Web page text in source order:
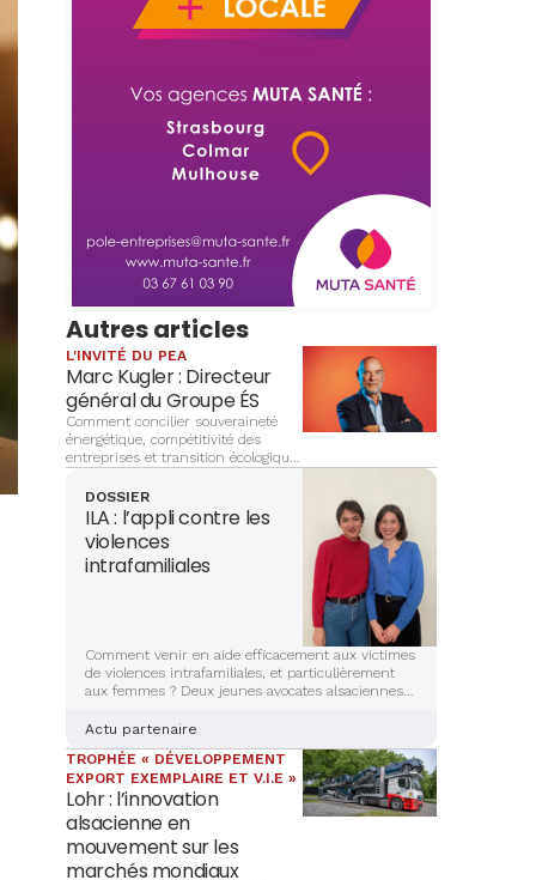
Autres articles
L'INVITÉ DU PEA
Marc Kugler : Directeur
général du Groupe ÉS
Comment concilier souveraineté
énergétique, compétitivité des
entreprises et transition écologique
Kugler évoque les grands chantiers
qui façonnent l’avenir énergétique
de l’Alsace, entre innovation,
investissements et ancrage
territorial.
DOSSIER
ILA : l’appli contre les
violences
intrafamiliales
Comment venir en aide efficacement aux victimes
de violences intrafamiliales, et particulièrement
aux femmes ? Deux jeunes avocates alsaciennes
création d’une application sécurisée et complète,
qui aidera les victimes à s’en sortir. Récit et
explications.
Actu partenaire
TROPHÉE « DÉVELOPPEMENT
EXPORT EXEMPLAIRE ET V.I.E »
Lohr : l’innovation
alsacienne en
mouvement sur les
marchés mondiaux